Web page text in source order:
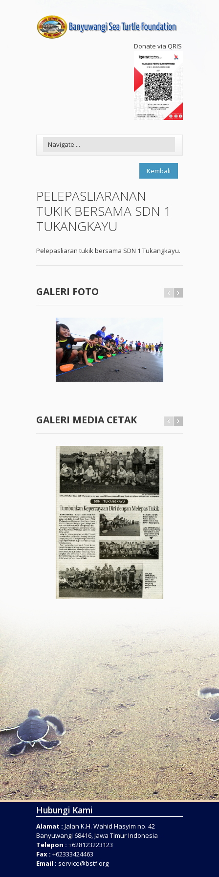
Donate via QRIS
Kembali
PELEPASLIARANAN
TUKIK BERSAMA SDN 1
TUKANGKAYU
Pelepasliaran tukik bersama SDN 1 Tukangkayu.
GALERI FOTO
GALERI MEDIA CETAK
Hubungi Kami
Alamat : Jalan K.H. Wahid Hasyim no. 42
Banyuwangi 68416, Jawa Timur Indonesia
Telepon : +628123223123
Fax : +62333424463
Email : service@bstf.org